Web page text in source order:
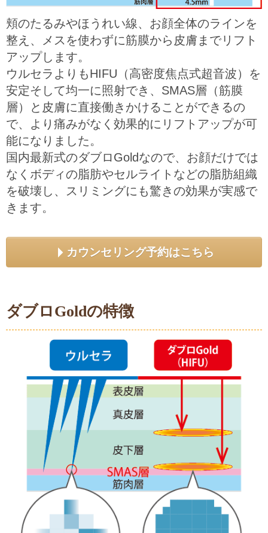
頬のたるみやほうれい線、お顔全体のラインを
整え、メスを使わずに筋膜から皮膚までリフト
アップします。
ウルセラよりもHIFU（高密度焦点式超音波）を
安定そして均一に照射でき、SMAS層（筋膜
層）と皮膚に直接働きかけることができるの
で、より痛みがなく効果的にリフトアップが可
能になりました。
国内最新式のダブロGoldなので、お顔だけでは
なくボディの脂肪やセルライトなどの脂肪組織
を破壊し、スリミングにも驚きの効果が実感で
きます。
カウンセリング予約はこちら
ダブロGoldの特徴